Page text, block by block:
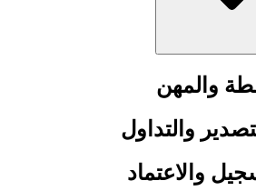
والمهن
والتداول
والاعتماد